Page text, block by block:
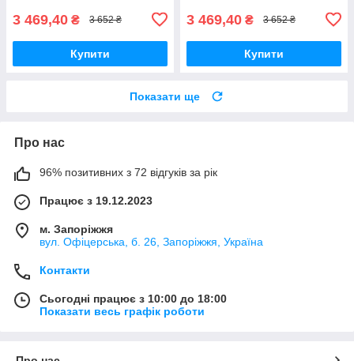
3 469,40 ₴ 3 652 ₴
Купити
3 469,40 ₴ 3 652 ₴
Купити
Показати ще
Про нас
96% позитивних з 72 відгуків за рік
Працює з 19.12.2023
м. Запоріжжя
вул. Офіцерська, б. 26, Запоріжжя, Україна
Контакти
Сьогодні працює з 10:00 до 18:00
Показати весь графік роботи